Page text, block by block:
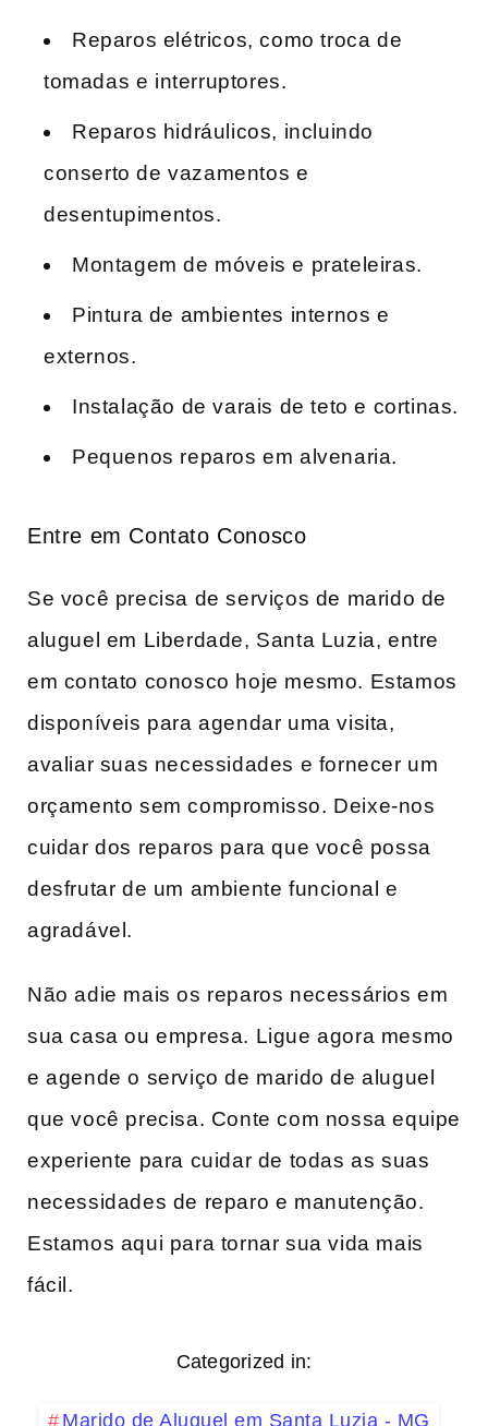
Reparos elétricos, como troca de
tomadas e interruptores.
Reparos hidráulicos, incluindo
conserto de vazamentos e
desentupimentos.
Montagem de móveis e prateleiras.
Pintura de ambientes internos e
externos.
Instalação de varais de teto e cortinas.
Pequenos reparos em alvenaria.
Entre em Contato Conosco
Se você precisa de serviços de marido de
aluguel em Liberdade, Santa Luzia, entre
em contato conosco hoje mesmo. Estamos
disponíveis para agendar uma visita,
avaliar suas necessidades e fornecer um
orçamento sem compromisso. Deixe-nos
cuidar dos reparos para que você possa
desfrutar de um ambiente funcional e
agradável.
Não adie mais os reparos necessários em
sua casa ou empresa. Ligue agora mesmo
e agende o serviço de marido de aluguel
que você precisa. Conte com nossa equipe
experiente para cuidar de todas as suas
necessidades de reparo e manutenção.
Estamos aqui para tornar sua vida mais
fácil.
Categorized in:
Marido de Aluguel em Santa Luzia - MG